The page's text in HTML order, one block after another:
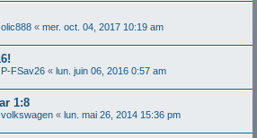
olic888 « mer. oct. 04, 2017 10:19 am
P-FSav26 « lun. juin 06, 2016 0:57 am
1:8
volkswagen « lun. mai 26, 2014 15:36 pm